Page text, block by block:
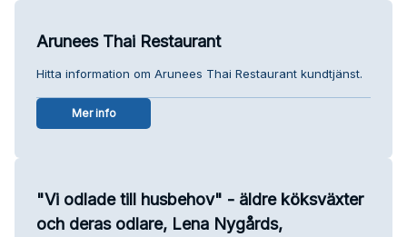
Arunees Thai Restaurant
Hitta information om Arunees Thai Restaurant kundtjänst.
Mer info
"Vi odlade till husbehov" - äldre köksväxter
och deras odlare, Lena Nygårds,